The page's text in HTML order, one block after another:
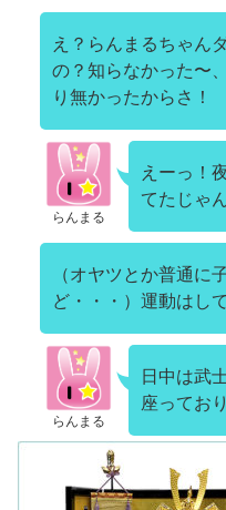
え？らんまるちゃん
の？知らなかった〜
り無かったからさ！
らんまる
えーっ！
てたじゃ
（オヤツとか普通に
ど・・・）運動はし
らんまる
日中は武
座ってお